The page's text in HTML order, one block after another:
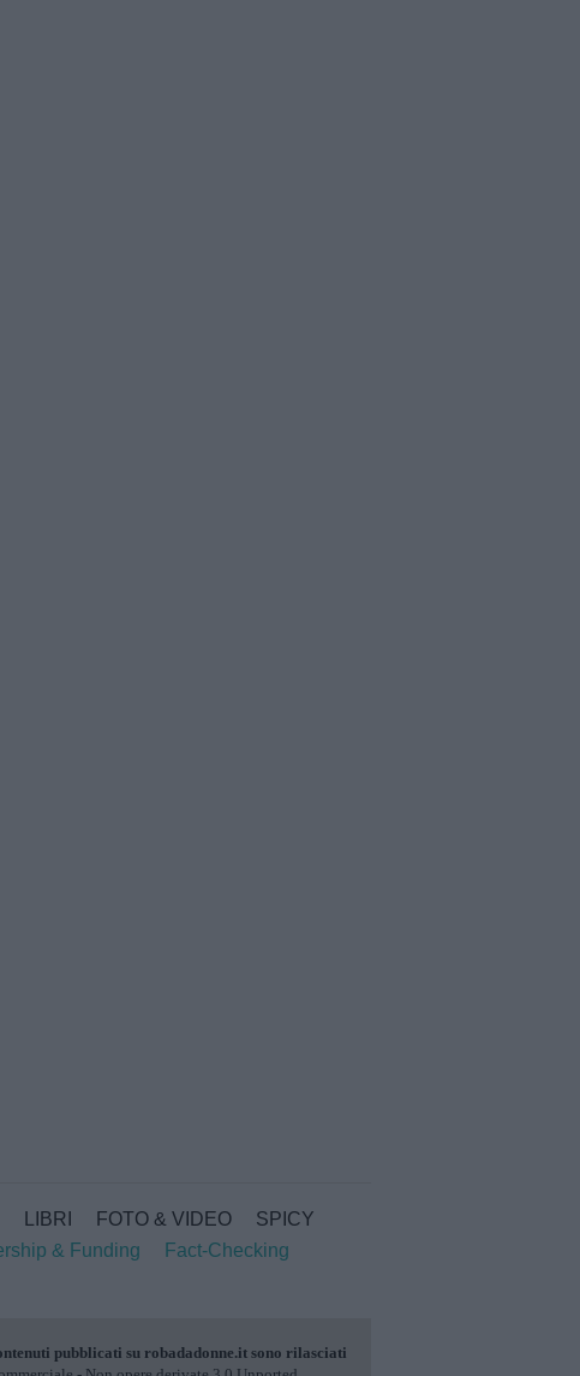
LIBRI FOTO & VIDEO
SPICY
& Funding
Fact-Checking
pubblicati su robadadonne.it sono rilasciati